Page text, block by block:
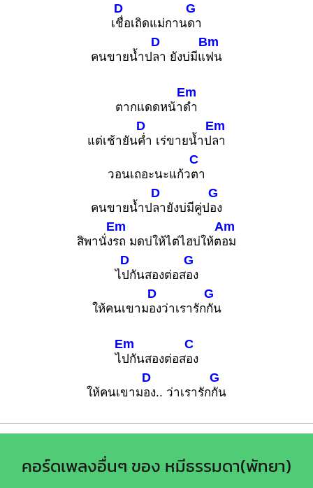
เ
D
ชื่อเถิดแม่กาน
G
ดา
คนขายน้ำป
D
ลา ยังบ่มีแ
Bm
ฟน
ตากแดดหน้า
Em
ดำ
แต่เช้ายัน
D
ค่ำ เร่ขายน้ำป
Em
ลา
วอนเถอะนะแก้ว
C
ตา
คนขายน้ำป
D
ลายังบ่มีคู่ป
G
อง
สิพานั่ง
Em
รถ มดบ่ให้ไต่ไฮบ่ให้ต
Am
อม
ไ
D
ปกันสองต่อส
G
อง
ให้คนเขาม
D
องว่าเรารัก
G
กัน
ไ
Em
ปกันสองต่อส
C
อง
ให้คนเขาม
D
อง.. ว่าเรารัก
G
กัน
คอร์ดเพลงอื่นๆ ของ หมีธรรมดา(พัทยา)